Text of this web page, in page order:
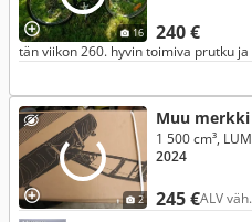
16 240 €
tän viikon 260. hyvin toimiva prutku
2
Muu
245 €ALV
1 500 cm³,
2024